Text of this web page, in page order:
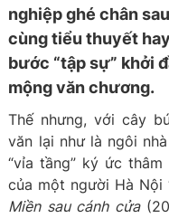
nghiệp ghé chân
cùng tiểu thuyết
bước “tập sự” khởi
mộng văn chương.
Thế nhưng, với cây
văn lại như là ngôi
“vỉa tầng” ký ức
của một người Hà Nội
Miền sau cánh cửa